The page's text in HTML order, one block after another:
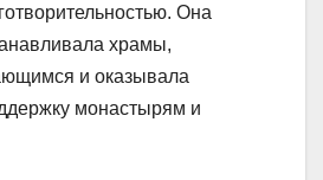
Она
храмы,
и оказывала
монастырям и